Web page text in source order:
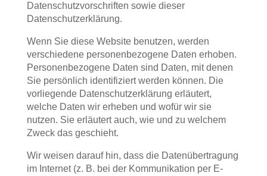
Datenschutzvorschriften sowie dieser
Datenschutzerklärung.
Wenn Sie diese Website benutzen, werden
verschiedene personenbezogene Daten erhoben.
Personenbezogene Daten sind Daten, mit denen
Sie persönlich identifiziert werden können. Die
vorliegende Datenschutzerklärung erläutert,
welche Daten wir erheben und wofür wir sie
nutzen. Sie erläutert auch, wie und zu welchem
Zweck das geschieht.
Wir weisen darauf hin, dass die Datenübertragung
im Internet (z. B. bei der Kommunikation per E-